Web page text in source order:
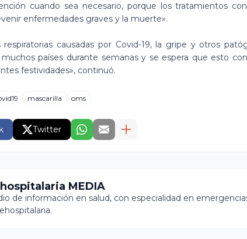
cuando sea necesario, porque los tratamientos
enfermedades graves y la muerte».
respiratorias causadas por Covid-19, la gripe y otros
países durante semanas y se espera que esto
festividades», continuó.
mascarilla oms
Twitter
MEDIA
de información en salud, con especialidad en